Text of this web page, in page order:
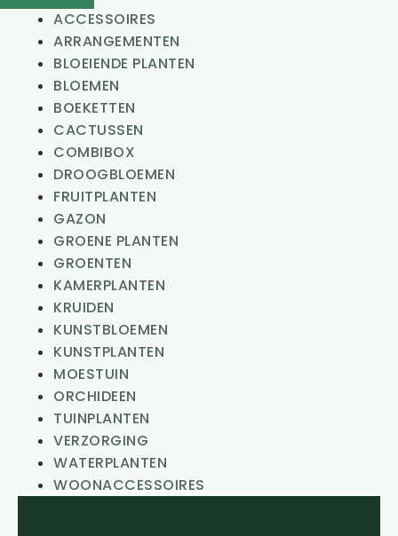
ACCESSOIRES
ARRANGEMENTEN
BLOEIENDE PLANTEN
BLOEMEN
BOEKETTEN
CACTUSSEN
COMBIBOX
DROOGBLOEMEN
FRUITPLANTEN
GAZON
GROENE PLANTEN
GROENTEN
KAMERPLANTEN
KRUIDEN
KUNSTBLOEMEN
KUNSTPLANTEN
MOESTUIN
ORCHIDEEN
TUINPLANTEN
VERZORGING
WATERPLANTEN
WOONACCESSOIRES